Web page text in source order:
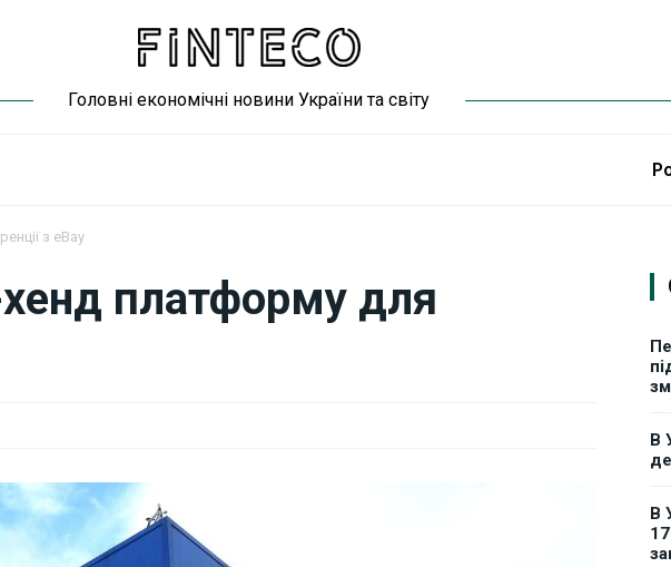
Головні економічні новини України та світу
з eBay
платформу для
В
В